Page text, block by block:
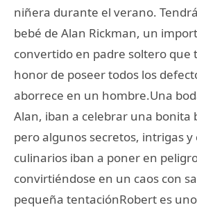
niñera durante el verano.
bebé de Alan Rickman, un
convertido en padre soltero que
honor de poseer todos los
aborrece en un hombre.Una
Alan, iban a celebrar una bonita
pero algunos secretos, intrigas y
culinarios iban a poner en
convirtiéndose en un caos con
pequeña tentaciónRobert es